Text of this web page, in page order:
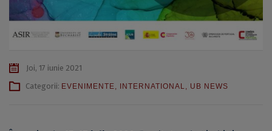
Joi, 17 iunie 2021
Categorii: EVENIMENTE, INTERNATIONAL, UB NEWS